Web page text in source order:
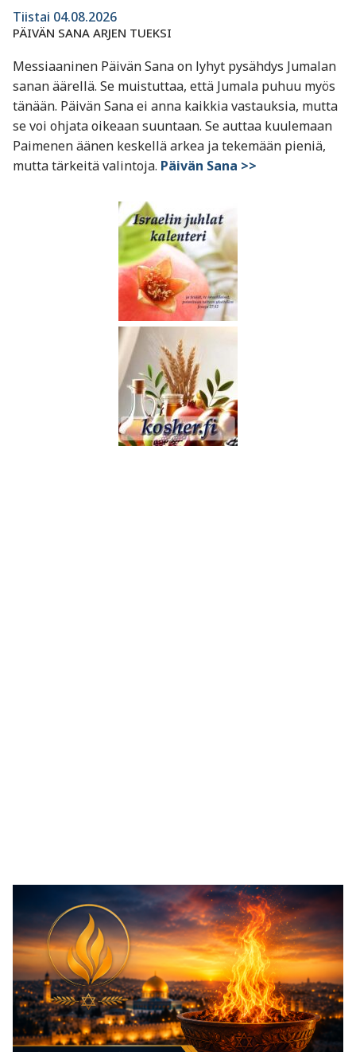
Tiistai 04.08.2026
PÄIVÄN SANA ARJEN TUEKSI
Messiaaninen Päivän Sana on lyhyt pysähdys Jumalan
sanan äärellä. Se muistuttaa, että Jumala puhuu myös
tänään. Päivän Sana ei anna kaikkia vastauksia, mutta
se voi ohjata oikeaan suuntaan. Se auttaa kuulemaan
Paimenen äänen keskellä arkea ja tekemään pieniä,
mutta tärkeitä valintoja. Päivän Sana >>